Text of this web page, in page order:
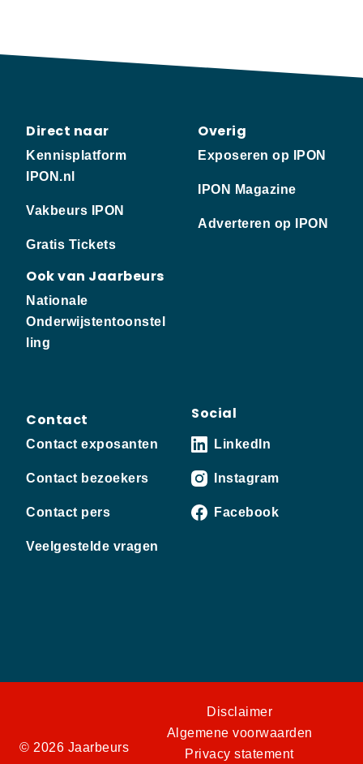
Direct naar
Kennisplatform
IPON.nl
Vakbeurs IPON
Gratis Tickets
Ook van Jaarbeurs
Nationale
Onderwijstentoonstel
ling
Overig
Exposeren op IPON
IPON Magazine
Adverteren op IPON
Contact
Contact exposanten
Contact bezoekers
Contact pers
Veelgestelde vragen
Social
LinkedIn
Instagram
Facebook
© 2026 Jaarbeurs
Disclaimer
Algemene voorwaarden
Privacy statement